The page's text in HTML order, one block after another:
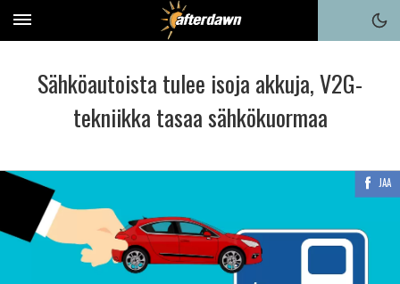
Sähköautoista tulee isoja akkuja, V2G-
tekniikka tasaa sähkökuormaa
JAA